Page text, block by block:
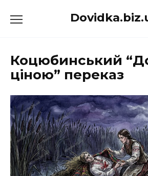
до
Коцюбинський
ціною” переказ